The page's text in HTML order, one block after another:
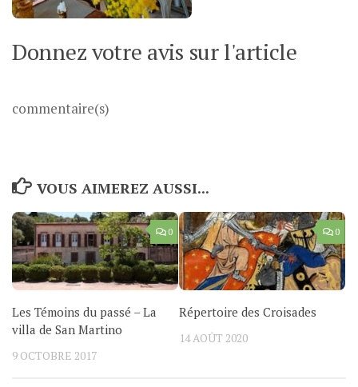
Donnez votre avis sur l'article
commentaire(s)
VOUS AIMEREZ AUSSI...
0
Les Témoins du passé – La
villa de San Martino
9 OCTOBRE 2017
0
Répertoire des Croisades
14 AOÛT 2020